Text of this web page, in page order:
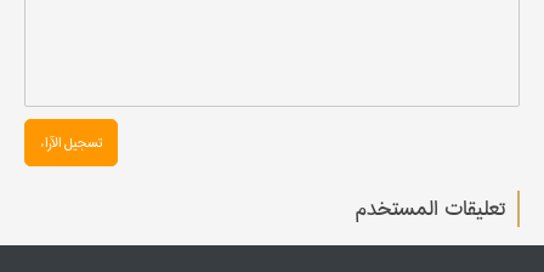
تسجیل الآراء
تعليقات المستخدم